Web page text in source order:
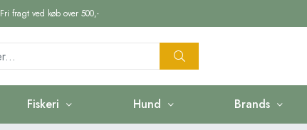
Fri fragt ved køb over 500,-
Fiskeri Hund Brands